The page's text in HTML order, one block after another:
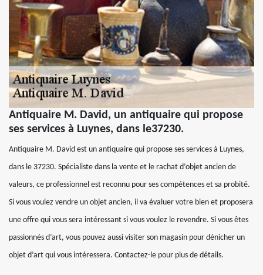
Antiquaire M. David, un antiquaire qui propose
ses services à Luynes, dans le37230.
Antiquaire M. David est un antiquaire qui propose ses services à Luynes,
dans le 37230. Spécialiste dans la vente et le rachat d’objet ancien de
valeurs, ce professionnel est reconnu pour ses compétences et sa probité.
Si vous voulez vendre un objet ancien, il va évaluer votre bien et proposera
une offre qui vous sera intéressant si vous voulez le revendre. Si vous êtes
passionnés d’art, vous pouvez aussi visiter son magasin pour dénicher un
objet d’art qui vous intéressera. Contactez-le pour plus de détails.